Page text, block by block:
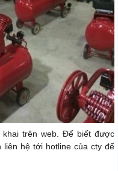
trên web. Để biết được
hệ tới hotline của cty để